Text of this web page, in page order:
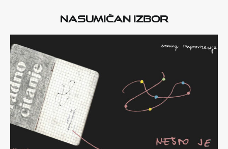
Nasumičan izbor